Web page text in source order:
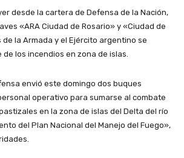
desde la cartera de Defensa de la Nación,
«ARA Ciudad de Rosario» y «Ciudad de
la Armada y el Ejército argentino se
los incendios en zona de islas.
envió este domingo dos buques
operativo para sumarse al combate
en la zona de islas del Delta del río
del Plan Nacional del Manejo del Fuego»,